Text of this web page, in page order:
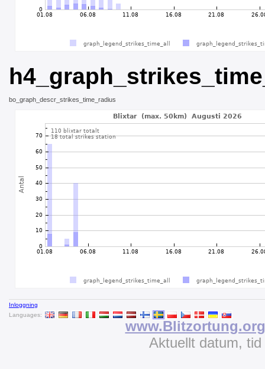
bo_graph_descr_strikes_time_radius
Inloggning
Languages:
www.Blitzortung.org
Aktuellt datum,